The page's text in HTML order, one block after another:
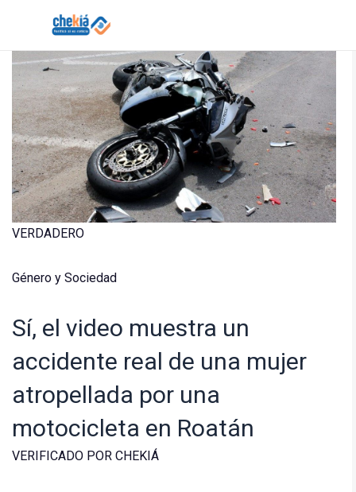
Solicitar verificación de hechos de Chekiá
VERDADERO
Género y Sociedad
Sí, el video muestra un
accidente real de una mujer
atropellada por una
motocicleta en Roatán
VERIFICADO POR CHEKIÁ